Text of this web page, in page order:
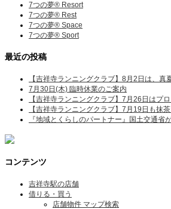
7つの夢® Resort
7つの夢® Rest
7つの夢® Space
7つの夢® Sport
最近の投稿
【吉祥寺ランニングクラブ】8月2日は、真
7月30日(木) 臨時休業のご案内
【吉祥寺ランニングクラブ】7月26日はプロ
【吉祥寺ランニングクラブ】7月19日も抹
『地域とくらしのパートナー』国土交通省
コンテンツ
吉祥寺駅の店舗
借りる・買う
店舗物件 マップ検索